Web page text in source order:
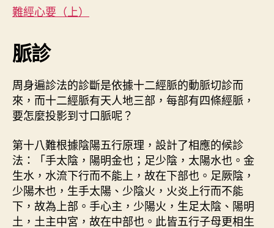
者
〉
中
難經心要（上）
脈診
周身遍診法的診斷是依據十二經脈的動脈切診而
來，而十二經脈有天人地三部，每部有四條經脈，
要怎麼投影到寸口脈呢？
第十八難根據陰陽五行原理，設計了相應的候診
法：「手太陰，陽明金也；足少陰，太陽水也。金
生水，水流下行而不能上，故在下部也。足厥陰，
少陽木也，生手太陽、少陰火，火炎上行而不能
下，故為上部。手心主，少陽火，生足太陰、陽明
土，土主中宮，故在中部也。此皆五行子母更相生